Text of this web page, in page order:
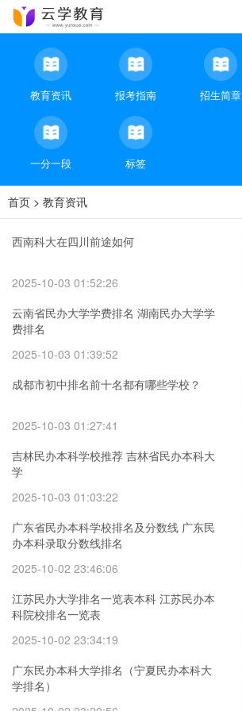
教育资讯 报考指南 招生简章
一分一段 标签
首页 > 教育资讯
西南科大在四川前途如何
2025-10-03 01:52:26
云南省民办大学学费排名 湖南民办大学学
费排名
2025-10-03 01:39:52
成都市初中排名前十名都有哪些学校？
2025-10-03 01:27:41
吉林民办本科学校推荐 吉林省民办本科大
学
2025-10-03 01:03:22
广东省民办本科学校排名及分数线 广东民
办本科录取分数线排名
2025-10-02 23:46:06
江苏民办大学排名一览表本科 江苏民办本
科院校排名一览表
2025-10-02 23:34:19
广东民办本科大学排名（宁夏民办本科大
学排名）